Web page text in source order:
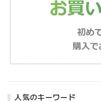
人気のキーワード